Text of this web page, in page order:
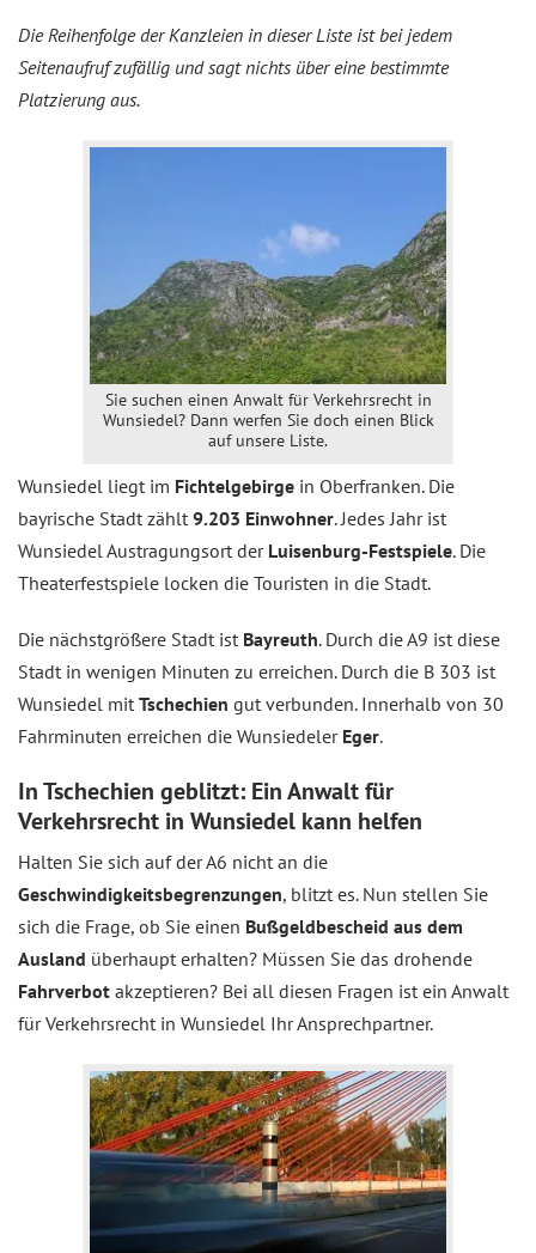
Die Reihenfolge der Kanzleien in dieser Liste ist bei jedem
Seitenaufruf zufällig und sagt nichts über eine bestimmte
Platzierung aus.
Sie suchen einen Anwalt für Verkehrsrecht in
Wunsiedel? Dann werfen Sie doch einen Blick
auf unsere Liste.
Wunsiedel liegt im Fichtelgebirge in Oberfranken. Die
bayrische Stadt zählt 9.203 Einwohner. Jedes Jahr ist
Wunsiedel Austragungsort der Luisen­burg-Festspiele. Die
Theater­festspiele locken die Touristen in die Stadt.
Die nächstgrößere Stadt ist Bayreuth. Durch die A9 ist diese
Stadt in wenigen Minuten zu erreichen. Durch die B 303 ist
Wunsiedel mit Tschechien gut verbunden. Innerhalb von 30
Fahrminuten erreichen die Wunsiedeler Eger.
In Tschechien geblitzt: Ein Anwalt für
Verkehrsrecht in Wunsiedel kann helfen
Halten Sie sich auf der A6 nicht an die
Geschwindigkeitsbegrenzungen, blitzt es. Nun stellen Sie
sich die Frage, ob Sie einen Bußgeldbescheid aus dem
Ausland überhaupt erhalten? Müssen Sie das drohende
Fahrverbot akzeptieren? Bei all diesen Fragen ist ein Anwalt
für Verkehrsrecht in Wunsiedel Ihr Ansprechpartner.